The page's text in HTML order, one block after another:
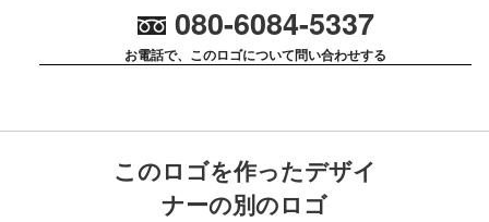
080-6084-5337
お電話で、このロゴについて問い合わせする
このロゴを作ったデザイ
ナーの別のロゴ